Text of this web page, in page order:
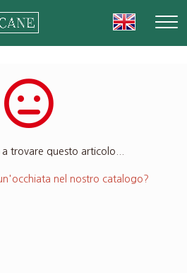
trovare questo articolo...
nel nostro catalogo?